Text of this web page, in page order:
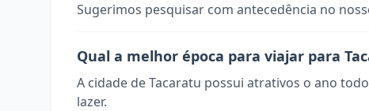
Sugerimos pesquisar com antecedência no
Qual a melhor época para viajar para
A cidade de Tacaratu possui atrativos o ano
lazer.